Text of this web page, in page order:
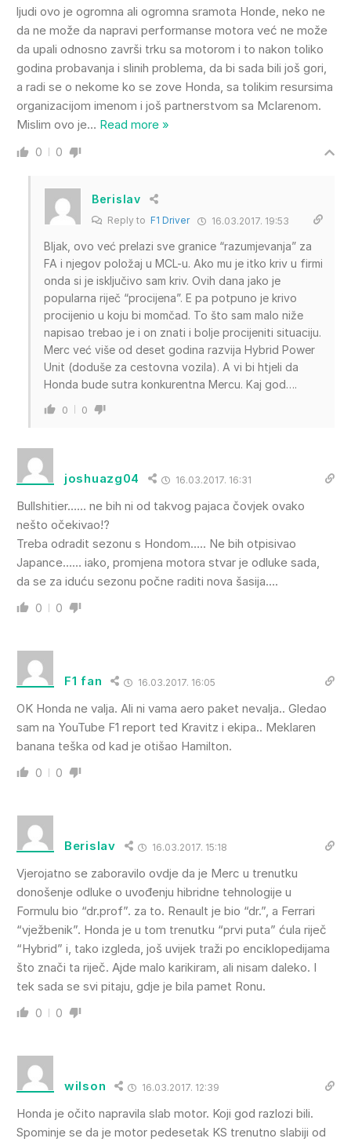
ljudi ovo je ogromna ali ogromna sramota Honde, neko ne
da ne može da napravi performanse motora već ne može
da upali odnosno završi trku sa motorom i to nakon toliko
godina probavanja i slinih problema, da bi sada bili još gori,
a radi se o nekome ko se zove Honda, sa tolikim resursima
organizacijom imenom i još partnerstvom sa Mclarenom.
Mislim ovo je… Read more »
0 0
Berislav
Reply to F1 Driver 16.03.2017. 19:53
Bljak, ovo već prelazi sve granice “razumjevanja” za
FA i njegov položaj u MCL-u. Ako mu je itko kriv u firmi
onda si je isključivo sam kriv. Ovih dana jako je
popularna riječ “procijena”. E pa potpuno je krivo
procijenio u koju bi momčad. To što sam malo niže
napisao trebao je i on znati i bolje procijeniti situaciju.
Merc već više od deset godina razvija Hybrid Power
Unit (doduše za cestovna vozila). A vi bi htjeli da
Honda bude sutra konkurentna Mercu. Kaj god….
0 0
joshuazg04 16.03.2017. 16:31
Bullshitier…… ne bih ni od takvog pajaca čovjek ovako
nešto očekivao!?
Treba odradit sezonu s Hondom….. Ne bih otpisivao
Japance…… iako, promjena motora stvar je odluke sada,
da se za iduću sezonu počne raditi nova šasija….
0 0
F1 fan 16.03.2017. 16:05
OK Honda ne valja. Ali ni vama aero paket nevalja.. Gledao
sam na YouTube F1 report ted Kravitz i ekipa.. Meklaren
banana teška od kad je otišao Hamilton.
0 0
Berislav 16.03.2017. 15:18
Vjerojatno se zaboravilo ovdje da je Merc u trenutku
donošenje odluke o uvođenju hibridne tehnologije u
Formulu bio “dr.prof”. za to. Renault je bio “dr.”, a Ferrari
“vježbenik”. Honda je u tom trenutku “prvi puta” ćula riječ
“Hybrid” i, tako izgleda, još uvijek traži po enciklopedijama
što znači ta riječ. Ajde malo karikiram, ali nisam daleko. I
tek sada se svi pitaju, gdje je bila pamet Ronu.
0 0
wilson 16.03.2017. 12:39
Honda je očito napravila slab motor. Koji god razlozi bili.
Spominje se da je motor pedesetak KS trenutno slabiji od